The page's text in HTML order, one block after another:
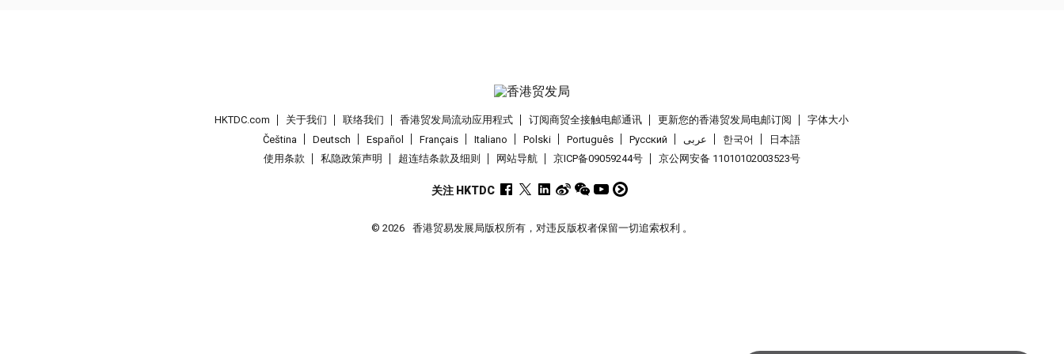
HKTDC.com 关于我们 联络我们 香港贸发局流动应用程式 订阅商贸全接触电邮通讯 更新您的香港贸发局电邮订阅
字体大小
Čeština
Deutsch Español Français Italiano Polski Português Pусский عربى 한국어
日本語
使用条款
私隐政策声明 超连结条款及细则 网站导航 京ICP备09059244号 京公网安备 11010102003523号
关注 HKTDC
© 2026 香港贸易发展局版权所有，对违反版权者保留一切追索权利 。